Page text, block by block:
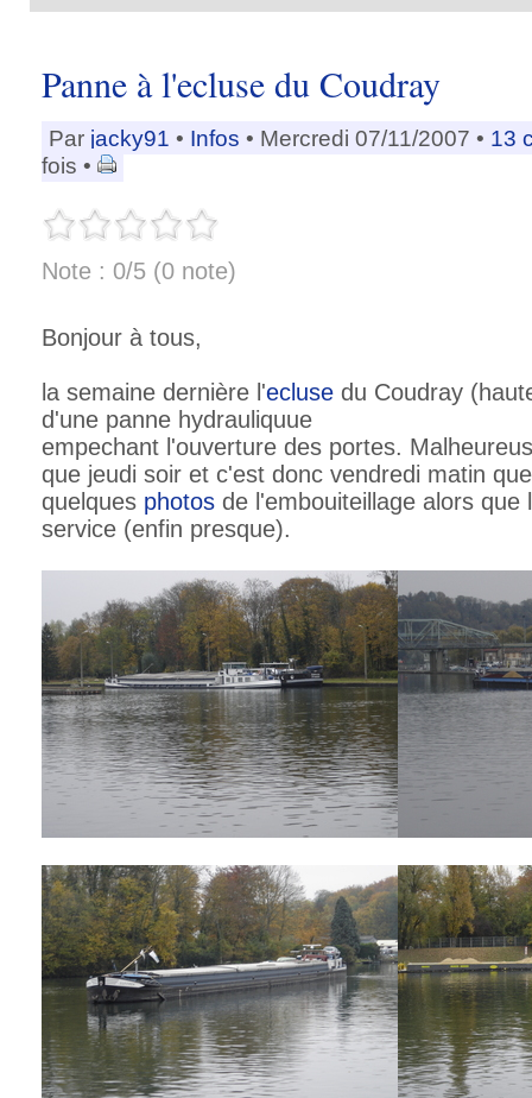
Panne à l'ecluse du Coudray
Par jacky91 • Infos • Mercredi 07/11/2007 • 13
fois •
Note : 0/5 (0 note)
Bonjour à tous,
la semaine dernière l'ecluse du Coudray
d'une panne hydrauliquue
empechant l'ouverture des portes.
que jeudi soir et c'est donc vendredi matin
quelques photos de l'embouiteillage alors
service (enfin presque).